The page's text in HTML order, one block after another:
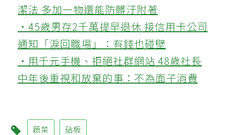
潔法 多加一物還能防髒汙附著
‧45歲男存2千萬提早退休 接信用卡公司
通知「淚回職場」：有錢也碰壁
‧用千元手機、拒絕社群網站 48歲社長
中年後重視和放棄的事：不為面子消費
蔬菜 砧板